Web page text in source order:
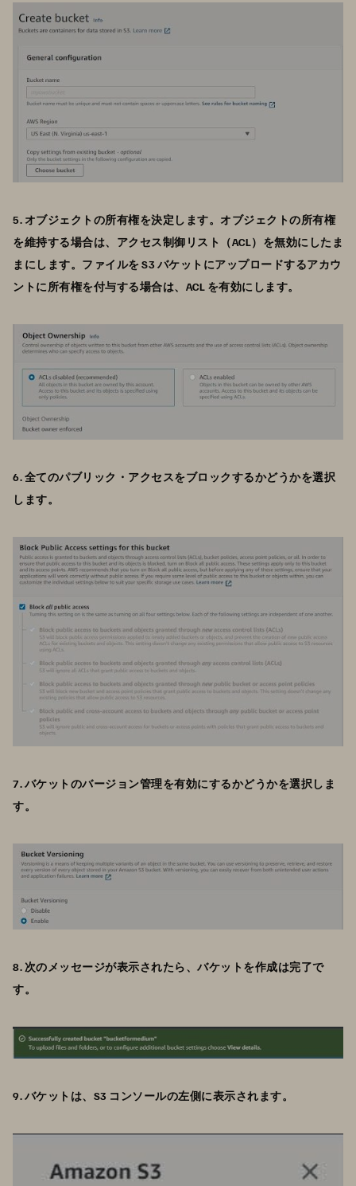
5. オブジェクトの所有権を決定します。オブジェクトの所有権
を維持する場合は、アクセス制御リスト（ACL）を無効にしたま
まにします。ファイルを S3 バケットにアップロードするアカウ
ントに所有権を付与する場合は、ACL を有効にします。
6. 全てのパブリック・アクセスをブロックするかどうかを選択
します。
7. バケットのバージョン管理を有効にするかどうかを選択しま
す。
8. 次のメッセージが表示されたら、バケットを作成は完了で
す。
9. バケットは、S3 コンソールの左側に表示されます。